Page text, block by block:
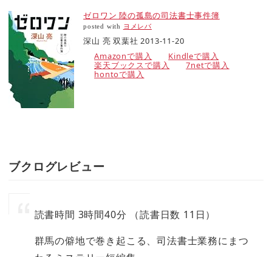
ゼロワン 陸の孤島の司法書士事件簿
posted with ヨメレバ
深山 亮 双葉社 2013-11-20
Amazonで購入
Kindleで購入
楽天ブックスで購入
7netで購入
hontoで購入
ブクログレビュー
読書時間 3時間40分 （読書日数 11日）
群馬の僻地で巻き起こる、司法書士業務にまつ